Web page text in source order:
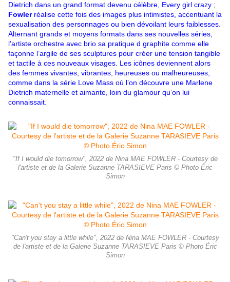
Dietrich dans un grand format devenu célèbre, Every girl crazy ;
Fowler réalise cette fois des images plus intimistes, accentuant la
sexualisation des personnages ou bien dévoilant leurs faiblesses.
Alternant grands et moyens formats dans ses nouvelles séries,
l’artiste orchestre avec brio sa pratique d graphite comme elle
façonne l’argile de ses sculptures pour créer une tension tangible
et tactile à ces nouveaux visages. Les icônes deviennent alors
des femmes vivantes, vibrantes, heureuses ou malheureuses,
comme dans la série Love Mass où l’on découvre une Marlene
Dietrich maternelle et aimante, loin du glamour qu’on lui
connaissait.
"If I would die tomorrow", 2022 de Nina MAE FOWLER - Courtesy de
l'artiste et de la Galerie Suzanne TARASIEVE Paris © Photo Éric
Simon
"Can't you stay a little while", 2022 de Nina MAE FOWLER - Courtesy
de l'artiste et de la Galerie Suzanne TARASIEVE Paris © Photo Éric
Simon